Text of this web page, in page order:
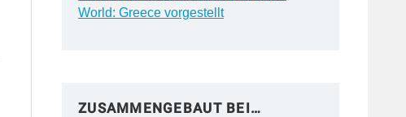
World: Greece vorgestellt
ZUSAMMENGEBAUT BEI…